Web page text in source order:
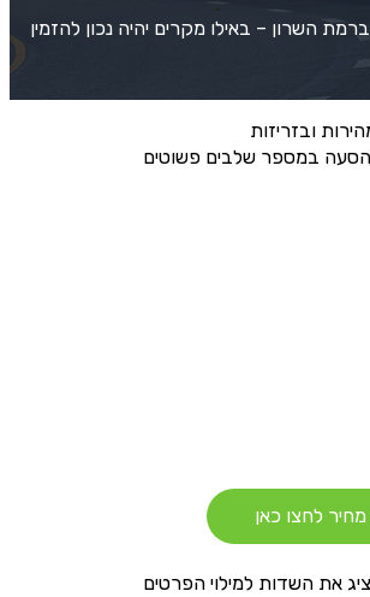
השרון – באילו מקרים יהיה נכון להזמין
ובזריזות
במספר שלבים פשוטים
לחצו כאן
את השדות למילוי הפרטים